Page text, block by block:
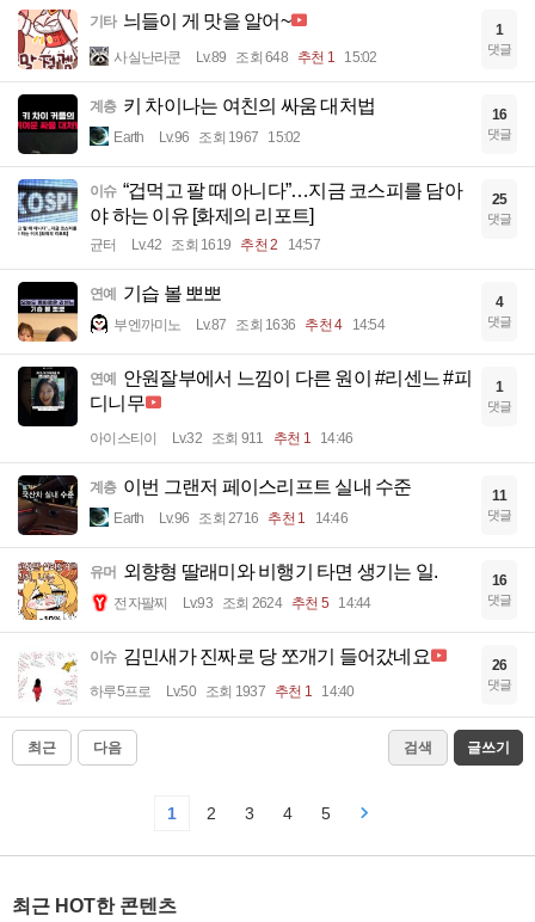
기타 늬들이 게 맛을 알어~
사실난라쿤 Lv.89 조회 648 추천 1 15:02
1
댓글
계층 키 차이나는 여친의 싸움 대처법
Earth Lv.96 조회 1967 15:02
16
댓글
이슈 “겁먹고 팔 때 아니다”…지금 코스피를 담아
야 하는 이유 [화제의 리포트]
균터 Lv.42 조회 1619 추천 2 14:57
25
댓글
연예 기습 볼 뽀뽀
부엔까미노 Lv.87 조회 1636 추천 4 14:54
4
댓글
연예
안원잘부에서 느낌이 다른 원이 #리센느 #피
디니무
아이스티이 Lv.32 조회 911 추천 1 14:46
1
댓글
계층 이번 그랜저 페이스리프트 실내 수준
Earth Lv.96 조회 2716 추천 1 14:46
11
댓글
유머 외향형 딸래미와 비행기 타면 생기는 일.
전자팔찌 Lv.93 조회 2624 추천 5 14:44
16
댓글
이슈 김민새가 진짜로 당 쪼개기 들어갔네요
하루5프로 Lv.50 조회 1937 추천 1 14:40
26
댓글
최근 다음 검색 글쓰기
1 2 3 4 5
최근 HOT한 콘텐츠